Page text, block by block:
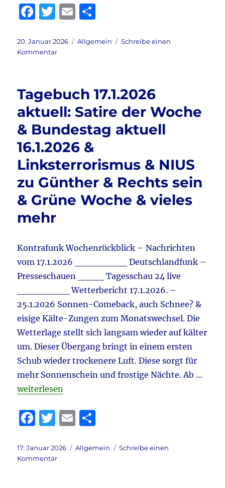
F
c
e
o
o
k
T
it
te
E
ai le
Veröffentlicht
am
20. Januar 2026 Kategorien
Allgemein
Schreibe einen
Kommentarzu
CDU
–
Kampf
gegen
rechts
&
Annäherung
an
Moskau?
&
Wodarg
Grönland
&
Frohnmaier
&
&
vieles
mehr
Tagebuch 17.1.2026
aktuell: Satire der Woche
& Bundestag aktuell
16.1.2026 &
Linksterrorismus & NIUS
zu Günther & Rechts sein
& Grüne Woche & vieles
mehr
Kontrafunk Wochenrückblick – Nachrichten
vom 17.1.2026 ________ Deutschlandfunk –
Presseschauen ____ Tagesschau 24 live
________ Wetterbericht 17.1.2026. –
25.1.2026 Sonnen-Comeback, auch Schnee? &
eisige Kälte-Zungen zum Monatswechsel. Die
Wetterlage stellt sich langsam wieder auf kälter
um. Dieser Übergang bringt in einem ersten
Schub wieder trockenere Luft. Diese sorgt für
mehr Sonnenschein und frostige Nächte. Ab …
„Tagebuch 17.1.2026 aktuell: Satire der Woche &
weiterlesen
F
c
e
T
it
te
E
ai le
Veröffentlicht
am
17. Januar 2026 Kategorien
Allgemein
Schreibe einen
Kommentarzu